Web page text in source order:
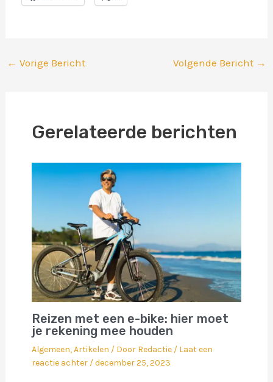
← Vorige Bericht Volgende Bericht →
Gerelateerde berichten
Reizen met een e-bike: hier moet
je rekening mee houden
Algemeen,Artikelen / Door Redactie / Laat een
reactie achter /december 25, 2023